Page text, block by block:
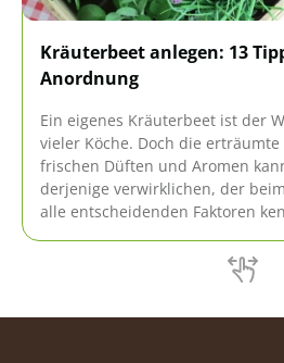
Kräuterbeet anlegen: 13
Anordnung
Ein eigenes Kräuterbeet ist der
vieler Köche. Doch die erträumte
frischen Düften und Aromen
derjenige verwirklichen, der
alle entscheidenden Faktoren